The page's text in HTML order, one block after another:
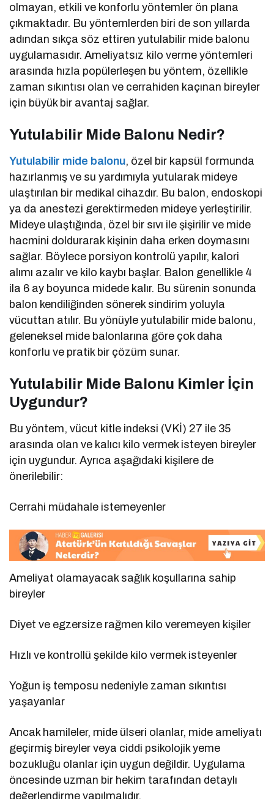
olmayan, etkili ve konforlu yöntemler ön plana
çıkmaktadır. Bu yöntemlerden biri de son yıllarda
adından sıkça söz ettiren yutulabilir mide balonu
uygulamasıdır. Ameliyatsız kilo verme yöntemleri
arasında hızla popülerleşen bu yöntem, özellikle
zaman sıkıntısı olan ve cerrahiden kaçınan bireyler
için büyük bir avantaj sağlar.
Yutulabilir Mide Balonu Nedir?
Yutulabilir mide balonu, özel bir kapsül formunda
hazırlanmış ve su yardımıyla yutularak mideye
ulaştırılan bir medikal cihazdır. Bu balon, endoskopi
ya da anestezi gerektirmeden mideye yerleştirilir.
Mideye ulaştığında, özel bir sıvı ile şişirilir ve mide
hacmini doldurarak kişinin daha erken doymasını
sağlar. Böylece porsiyon kontrolü yapılır, kalori
alımı azalır ve kilo kaybı başlar. Balon genellikle 4
ila 6 ay boyunca midede kalır. Bu sürenin sonunda
balon kendiliğinden sönerek sindirim yoluyla
vücuttan atılır. Bu yönüyle yutulabilir mide balonu,
geleneksel mide balonlarına göre çok daha
konforlu ve pratik bir çözüm sunar.
Yutulabilir Mide Balonu Kimler İçin
Uygundur?
Bu yöntem, vücut kitle indeksi (VKİ) 27 ile 35
arasında olan ve kalıcı kilo vermek isteyen bireyler
için uygundur. Ayrıca aşağıdaki kişilere de
önerilebilir:
Cerrahi müdahale istemeyenler
Ameliyat olamayacak sağlık koşullarına sahip
bireyler
Diyet ve egzersize rağmen kilo veremeyen kişiler
Hızlı ve kontrollü şekilde kilo vermek isteyenler
Yoğun iş temposu nedeniyle zaman sıkıntısı
yaşayanlar
Ancak hamileler, mide ülseri olanlar, mide ameliyatı
geçirmiş bireyler veya ciddi psikolojik yeme
bozukluğu olanlar için uygun değildir. Uygulama
öncesinde uzman bir hekim tarafından detaylı
değerlendirme yapılmalıdır.